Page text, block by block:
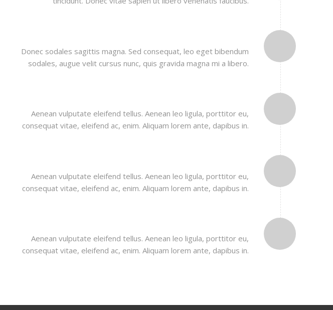
Donec sodales sagittis magna. Sed consequat, leo eget bibendum
sodales, augue velit cursus nunc, quis gravida magna mi a libero.
Aenean vulputate eleifend tellus. Aenean leo ligula, porttitor eu,
consequat vitae, eleifend ac, enim. Aliquam lorem ante, dapibus in.
Aenean vulputate eleifend tellus. Aenean leo ligula, porttitor eu,
consequat vitae, eleifend ac, enim. Aliquam lorem ante, dapibus in.
Aenean vulputate eleifend tellus. Aenean leo ligula, porttitor eu,
consequat vitae, eleifend ac, enim. Aliquam lorem ante, dapibus in.